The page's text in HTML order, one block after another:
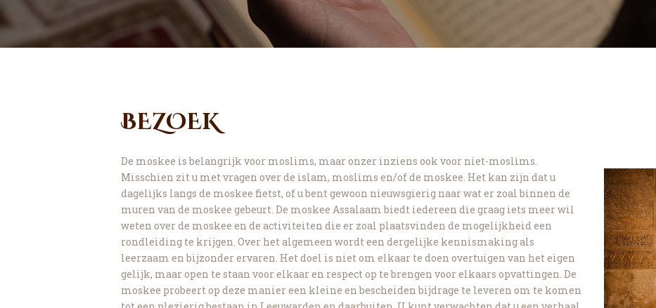
BEZOEK
De moskee is belangrijk voor moslims, maar onzer inziens ook voor niet-moslims.
Misschien zit u met vragen over de islam, moslims en/of de moskee. Het kan zijn dat u
dagelijks langs de moskee fietst, of u bent gewoon nieuwsgierig naar wat er zoal binnen de
muren van de moskee gebeurt. De moskee Assalaam biedt iedereen die graag iets meer wil
weten over de moskee en de activiteiten die er zoal plaatsvinden de mogelijkheid een
rondleiding te krijgen. Over het algemeen wordt een dergelijke kennismaking als
leerzaam en bijzonder ervaren. Het doel is niet om elkaar te doen overtuigen van het eigen
gelijk, maar open te staan voor elkaar en respect op te brengen voor elkaars opvattingen. De
moskee probeert op deze manier een kleine en bescheiden bijdrage te leveren om te komen